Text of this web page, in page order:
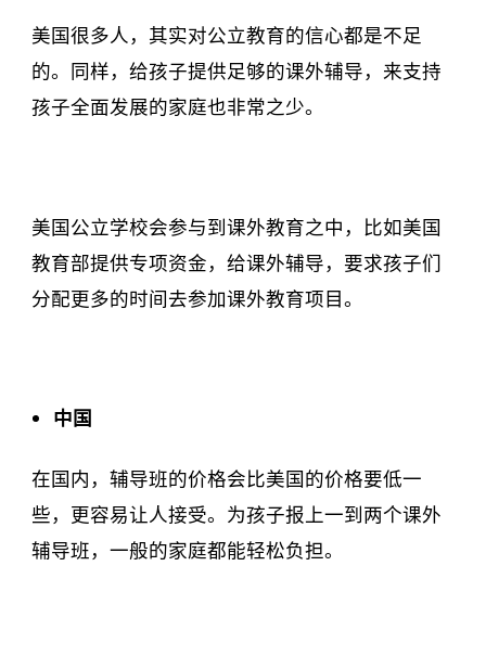
美国很多人，其实对公立教育的信心都是不足
的。同样，给孩子提供足够的课外辅导，来支持
孩子全面发展的家庭也非常之少。
美国公立学校会参与到课外教育之中，比如美国
教育部提供专项资金，给课外辅导，要求孩子们
分配更多的时间去参加课外教育项目。
中国
在国内，辅导班的价格会比美国的价格要低一
些，更容易让人接受。为孩子报上一到两个课外
辅导班，一般的家庭都能轻松负担。